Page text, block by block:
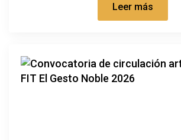
Leer más